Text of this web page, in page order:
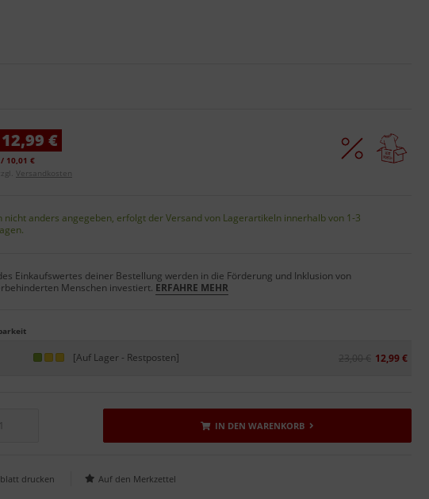
12,99 €
10,01 €
Versandkosten
nicht anders angegeben, erfolgt der Versand von Lagerartikeln innerhalb von 1-3
Einkaufswertes deiner Bestellung werden in die Förderung und Inklusion von
Menschen investiert. ERFAHRE MEHR
[Auf Lager - Restposten] 23,00 € 12,99 €
IN DEN WARENKORB
drucken